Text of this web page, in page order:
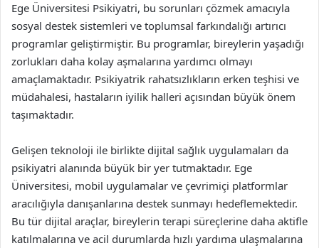
Ege Üniversitesi Psikiyatri, bu sorunları çözmek amacıyla
sosyal destek sistemleri ve toplumsal farkındalığı artırıcı
programlar geliştirmiştir. Bu programlar, bireylerin yaşadığı
zorlukları daha kolay aşmalarına yardımcı olmayı
amaçlamaktadır. Psikiyatrik rahatsızlıkların erken teşhisi ve
müdahalesi, hastaların iyilik halleri açısından büyük önem
taşımaktadır.
Gelişen teknoloji ile birlikte dijital sağlık uygulamaları da
psikiyatri alanında büyük bir yer tutmaktadır. Ege
Üniversitesi, mobil uygulamalar ve çevrimiçi platformlar
aracılığıyla danışanlarına destek sunmayı hedeflemektedir.
Bu tür dijital araçlar, bireylerin terapi süreçlerine daha aktifle
katılmalarına ve acil durumlarda hızlı yardıma ulaşmalarına